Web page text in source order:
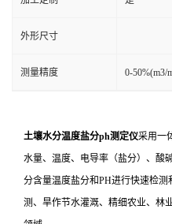
外形尺寸
测量精度 0-50%(m3/
土壤水分温度盐分ph测定仪采用一
水量、温度、电导率（盐分）、酸
分含量温度盐分和PH进行快速检
测、旱作节水灌溉、精细农业、林